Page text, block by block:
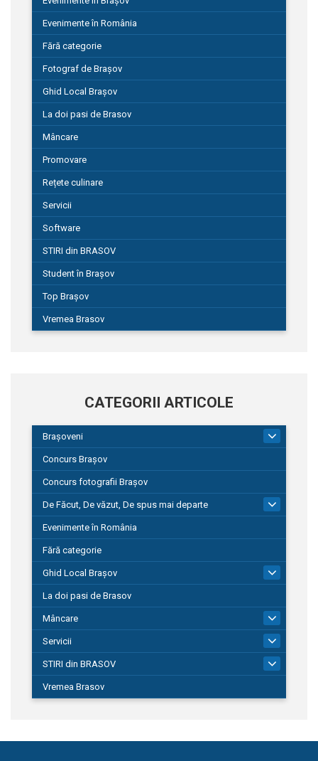
Evenimente în România
Fără categorie
Fotograf de Brașov
Ghid Local Brașov
La doi pasi de Brasov
Mâncare
Promovare
Rețete culinare
Servicii
Software
STIRI din BRASOV
Student în Brașov
Top Brașov
Vremea Brasov
CATEGORII ARTICOLE
Brașoveni
Concurs Brașov
Concurs fotografii Brașov
De Făcut, De văzut, De spus mai departe
149
Evenimente în România
Fără categorie
Ghid Local Brașov
La doi pasi de Brasov
Mâncare
Servicii
STIRI din BRASOV
Vremea Brasov